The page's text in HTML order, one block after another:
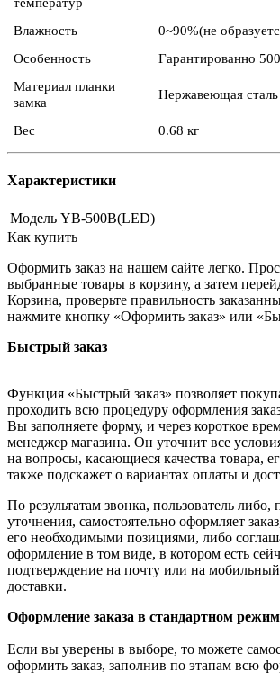
Влажность
0~90%(не
Особенность
Гарантированно
Материал планки
замка
Нержавеющая сталь
Вес 0.68 кг
Характеристики
Модель YB-500B(LED)
Как купить
Оформить заказ на нашем сайте легко.
выбранные товары в корзину, а затем
Корзина, проверьте правильность
нажмите кнопку «Оформить заказ» или
Быстрый заказ
Функция «Быстрый заказ» позволяет
проходить всю процедуру оформления
Вы заполняете форму, и через короткое
менеджер магазина. Он уточнит все
на вопросы, касающиеся качества товара,
также подскажет о вариантах оплаты и
По результатам звонка, пользователь либо,
уточнения, самостоятельно оформляет
его необходимыми позициями, либо
оформление в том виде, в котором есть
подтверждение на почту или на
доставки.
Оформление заказа в стандартном
Если вы уверены в выборе, то можете
оформить заказ, заполнив по этапам всю